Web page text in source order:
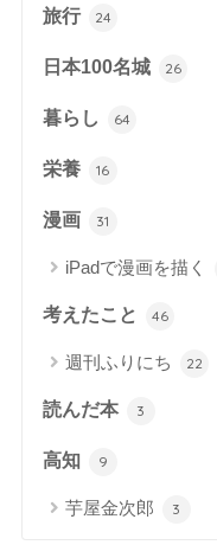
旅行 24
日本100名城 26
暮らし 64
栄養 16
漫画 31
iPadで漫画を描く
考えたこと 46
週刊ふりにち 22
読んだ本 3
高知 9
芋屋金次郎 3